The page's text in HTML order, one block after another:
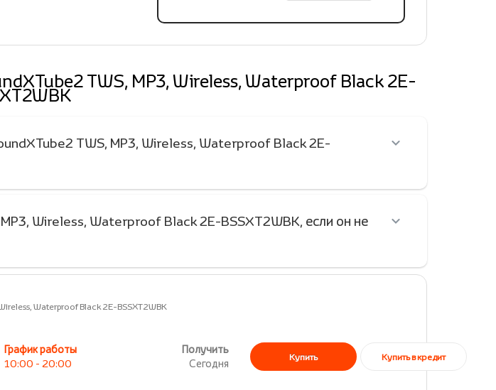
TWS, MP3, Wireless, Waterproof Black 2E-
TWS, MP3, Wireless, Waterproof Black 2E-
Wireless, Waterproof Black 2E-BSSXT2WBK, если он не
Waterproof Black 2E-BSSXT2WBK
График работы
10:00 - 20:00
Получить
Сегодня
Купить Купить в кредит